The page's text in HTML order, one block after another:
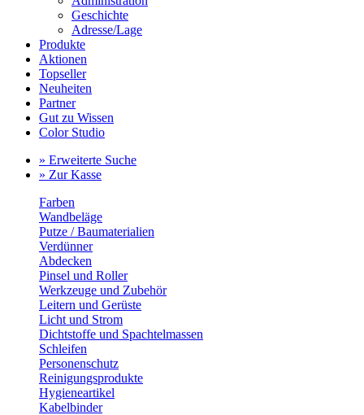
Geschichte
Adresse/Lage
Produkte
Aktionen
Topseller
Neuheiten
Partner
Gut zu Wissen
Color Studio
» Erweiterte Suche
» Zur Kasse
Farben
Wandbeläge
Putze / Baumaterialien
Verdünner
Abdecken
Pinsel und Roller
Werkzeuge und Zubehör
Leitern und Gerüste
Licht und Strom
Dichtstoffe und Spachtelmassen
Schleifen
Personenschutz
Reinigungsprodukte
Hygieneartikel
Kabelbinder